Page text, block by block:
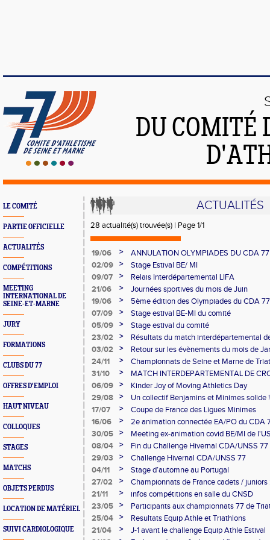
DU COMITÉ
LE COMITÉ
PARTIE OFFICIELLE
ACTUALITÉS
COMPÉTITIONS
MEETING
INTERNATIONAL DE
SEINE-ET-MARNE
JURY
FORMATIONS
CLUBS DU 77
OFFRES D'EMPLOI
HAUT NIVEAU
COLLOQUES
STAGES
MATCHS
OBJETS PERDUS
LOCATION DE MATÉRIEL
SUIVI CARDIOLOGIQUE
ACTUALITÉS
28 actualité(s) trouvée(s) | Page 1/1
19/06 >
ANNULATION OLYMPIADES DU CDA 77
02/09
>
Stage Estival BE/ MI
09/07
>
Relais Interdépartemental LIFA
21/06
>
Journées sportives du mois de Juin
19/06
>
5ème édition des Olympiades du CDA 77
07/09
>
Stage estival BE-MI du comité
05/09
>
Stage estival du comité
23/02
>
Résultats du match interdépartemental
Benjamins 2022
03/02 >
Retour sur les évènements du mois de
24/11
>
Championnats de Seine et Marne de
et Minimes
31/10 >
MATCH INTERDEPARTEMENTAL DE
Benjamins/Benjamines 2021
06/09 >
Kinder Joy of Moving Athletics Day
29/08
>
Un collectif Benjamins et Minimes solide !
17/07
>
Coupe de France des Ligues Minimes
16/06
>
2e animation connectée EA/PO du CDA
30/05
>
Meeting ex-animation covid BE/MI de
08/04
>
Fin du Challenge Hivernal CDA/UNSS 77
29/03
>
Challenge Hivernal CDA/UNSS 77
04/11
>
Stage d’automne au Portugal
27/02
>
Championnats de France cadets /
médailles pour les Seine et Marnais
21/11 >
infos compétitions en salle du CNSD
23/05
>
Participants aux championnats 77 de
25/04
>
Resultats Equip Athle et Triathlons
21/04
>
J-1 avant le challenge Equip Athle Estival